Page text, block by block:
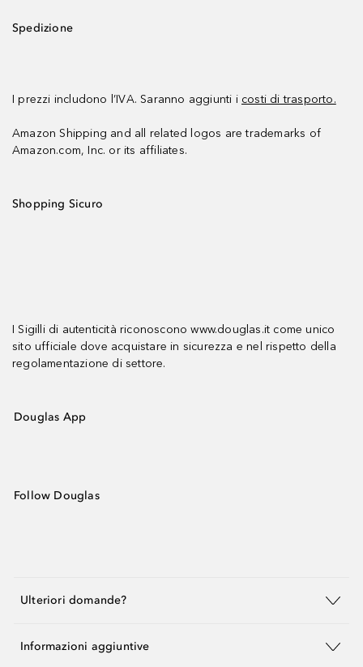
Spedizione
I prezzi includono l’IVA. Saranno aggiunti i costi di trasporto.
Amazon Shipping and all related logos are trademarks of
Amazon.com, Inc. or its affiliates.
Shopping Sicuro
I Sigilli di autenticità riconoscono www.douglas.it come unico
sito ufficiale dove acquistare in sicurezza e nel rispetto della
regolamentazione di settore.
Douglas App
Follow Douglas
Ulteriori domande?
Informazioni aggiuntive